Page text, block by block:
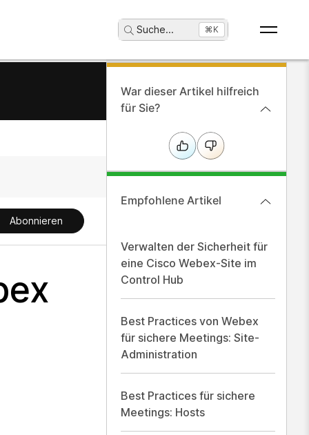
Suche... ⌘K
Abonnieren
War dieser Artikel hilfreich
für Sie?
Empfohlene Artikel
Verwalten der Sicherheit für
eine Cisco Webex-Site im
Control Hub
Best Practices von Webex
für sichere Meetings: Site-
Administration
Best Practices für sichere
Meetings: Hosts